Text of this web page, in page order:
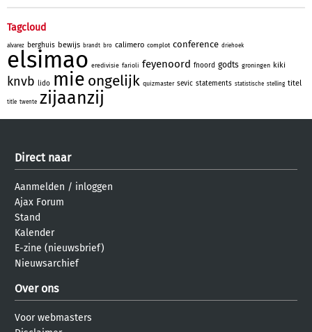
Tagcloud
alvarez berghuis bewijs brandt bro calimero complot conference driehoek
elsimao eredivisie farioli feyenoord fnoord godts groningen kiki
knvb lido mie ongelijk quizmaster sevic statements statistische stelling titel
title twente zijaanzij
Direct naar
Aanmelden / inloggen
Ajax Forum
Stand
Kalender
E-zine (nieuwsbrief)
Nieuwsarchief
Over ons
Voor webmasters